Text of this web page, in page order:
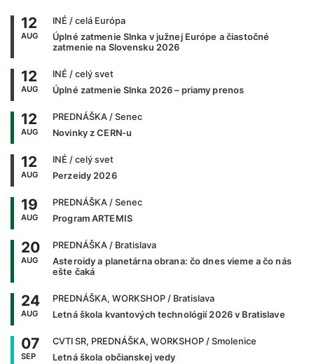
12
AUG
INÉ / celá Európa
Úplné zatmenie Slnka v južnej Európe a čiastočné
zatmenie na Slovensku 2026
12
AUG
INÉ / celý svet
Úplné zatmenie Slnka 2026 – priamy prenos
12
AUG
PREDNÁŠKA / Senec
Novinky z CERN-u
12
AUG
INÉ / celý svet
Perzeidy 2026
19
AUG
PREDNÁŠKA / Senec
Program ARTEMIS
20
AUG
PREDNÁŠKA / Bratislava
Asteroidy a planetárna obrana: čo dnes vieme a čo nás
ešte čaká
24
AUG
PREDNÁŠKA, WORKSHOP / Bratislava
Letná škola kvantových technológií 2026 v Bratislave
07
SEP
CVTI SR, PREDNÁŠKA, WORKSHOP / Smolenice
Letná škola občianskej vedy